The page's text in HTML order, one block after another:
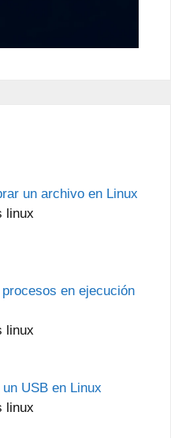
un archivo en Linux
linux
en ejecución
linux
USB en Linux
linux